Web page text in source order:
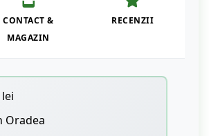
CONTACT &
MAGAZIN
RECENZII
Oradea